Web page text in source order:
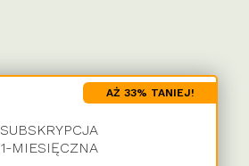
AŻ 33% TANIEJ!
SUBSKRYPCJA
1-MIESIĘCZNA